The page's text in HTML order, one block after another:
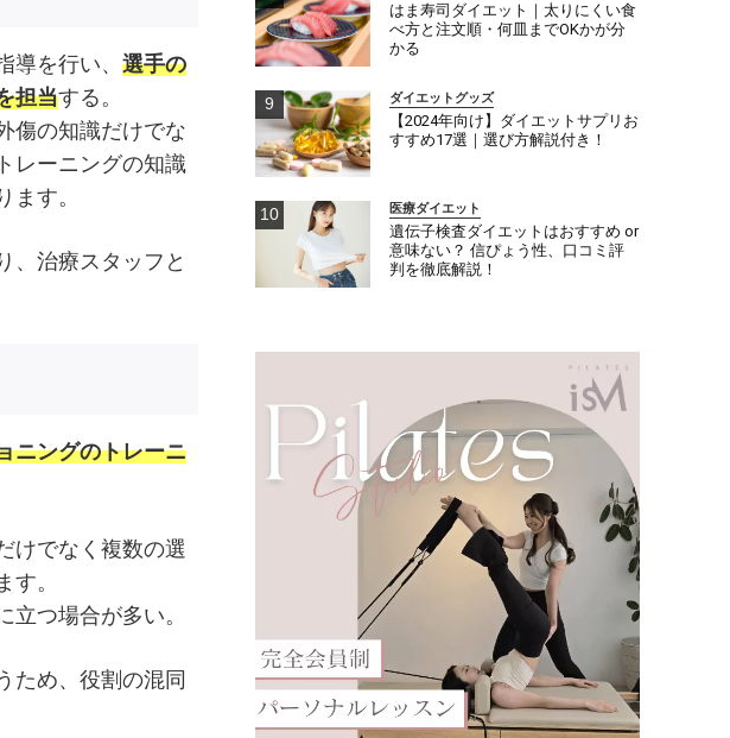
を行い、 選手の
担当する。
傷の知識だけでな
レーニングの知識
す。
、治療スタッフと
ニングのトレーニ
けでなく複数の選
。
つ場合が多い。
ため、役割の混同
はま寿司ダイエット｜太りにくい食
べ方と注文順・何皿までOKかが分
かる
ダイエットグッズ
【2024年向け】ダイエットサプリお
すすめ17選｜選び方解説付き！
医療ダイエット
遺伝子検査ダイエットはおすすめ or
意味ない？ 信ぴょう性、口コミ評
判を徹底解説！